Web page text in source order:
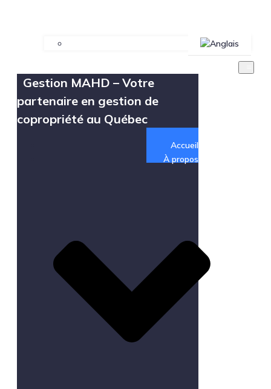
Gestion MAHD – Votre
partenaire en gestion de
copropriété au Québec
Accueil
À propos